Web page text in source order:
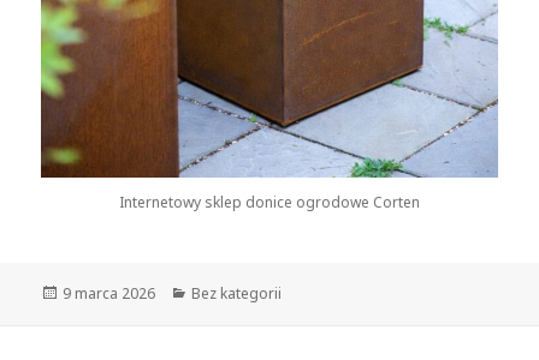
Internetowy sklep donice ogrodowe Corten
Opublikowano
9 marca 2026 Kategorie
Bez kategorii